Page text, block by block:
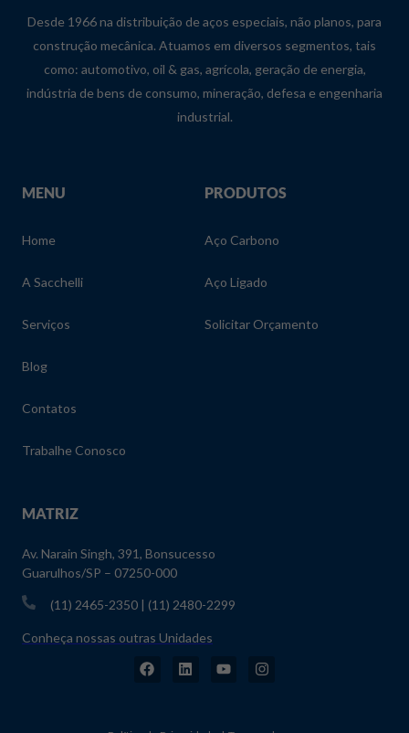
Desde 1966 na distribuição de aços especiais, não planos, para
construção mecânica. Atuamos em diversos segmentos, tais
como: automotivo, oil & gas, agrícola, geração de energia,
indústria de bens de consumo, mineração, defesa e engenharia
industrial.
MENU
Home
A Sacchelli
Serviços
Blog
Contatos
Trabalhe Conosco
PRODUTOS
Aço Carbono
Aço Ligado
Solicitar Orçamento
MATRIZ
Av. Narain Singh, 391, Bonsucesso
Guarulhos/SP – 07250-000
(11) 2465-2350 | (11) 2480-2299
Conheça nossas outras Unidades